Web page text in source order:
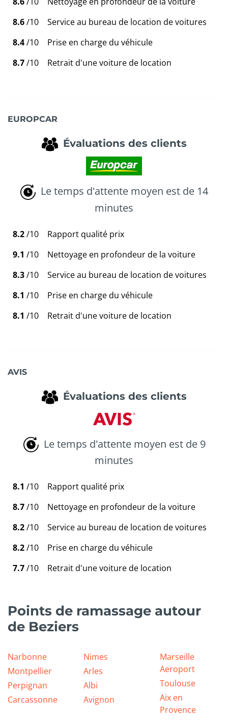
8.6/10
Service au bureau de location de voitures
8.4/10
Prise en charge du véhicule
8.7/10 Retrait d'une voiture de location
EUROPCAR
Évaluations des clients
Le temps d'attente moyen est de 14
minutes
8.2/10
Rapport qualité prix
9.1 /10
Nettoyage en profondeur de la voiture
8.3/10
Service au bureau de location de voitures
8.1 /10
Prise en charge du véhicule
8.1 /10 Retrait d'une voiture de location
AVIS
Évaluations des clients
Le temps d'attente moyen est de 9
minutes
8.1 /10
Rapport qualité prix
8.7/10
Nettoyage en profondeur de la voiture
8.2/10
Service au bureau de location de voitures
8.2/10
Prise en charge du véhicule
7.7/10 Retrait d'une voiture de location
Points de ramassage autour
de Beziers
Narbonne
Montpellier
Perpignan
Carcassonne
Nimes
Arles
Albi
Avignon
Marseille
Aeroport
Toulouse
Aix en
Provence